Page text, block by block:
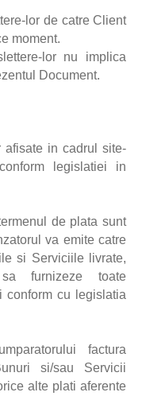
lor de catre Client
moment.
lor nu implica
Document.
in cadrul site-
legislatiei in
de plata sunt
va emite catre
si Serviciile livrate,
furnizeze toate
conform cu legislatia
factura
si/sau Servicii
alte plati aferente